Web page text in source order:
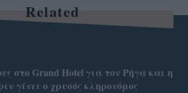
Related
στο Grand Hotel για τον Ρήγα και η
γίνει ο χρυσός κληρονόμος